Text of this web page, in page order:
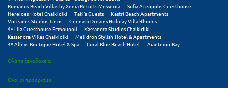
Ρίο
Ρόδος
Romanos Beach Villas by Xenia Resorts Messenia
Sofia Areopolis Guesthouse
Nereides Hotel Chalkidiki
Taki's Guests
Kastri Beach Apartments
Voreades Studios Tinos
Gennadi Dreams Holiday Villa Rhodes
4* Lila Guesthouse Ermoupoli
Kassandra Studios Chalkidiki
Kassandra Villas Chalkidiki
Melidron Stylish Hotel & Apartments
4* Alleys Boutique Hotel & Spa
Coral Blue Beach Hotel Aianteion Bay
Όλα τα ξενοδοχεία
Όλοι οι προορισμοί